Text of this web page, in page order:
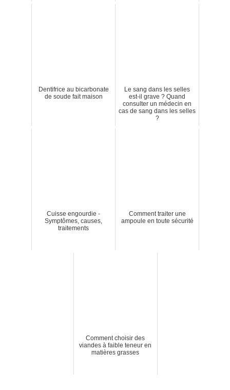
Dentifrice au bicarbonate
de soude fait maison
Le sang dans les selles
est-il grave ? Quand
consulter un médecin en
cas de sang dans les selles
?
Cuisse engourdie -
Symptômes, causes,
traitements
Comment traiter une
ampoule en toute sécurité
Comment choisir des
viandes à faible teneur en
matières grasses